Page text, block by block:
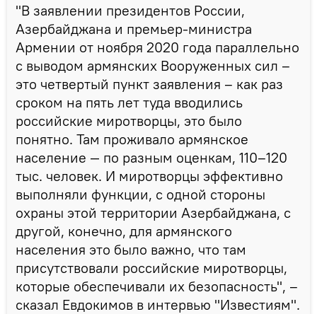
"В заявлении президентов России,
Азербайджана и премьер-министра
Армении от ноября 2020 года параллельно
с выводом армянских Вооруженных сил –
это четвертый пункт заявления – как раз
сроком на пять лет туда вводились
российские миротворцы, это было
понятно. Там проживало армянское
население — по разным оценкам, 110–120
тыс. человек. И миротворцы эффективно
выполняли функции, с одной стороны
охраны этой территории Азербайджана, с
другой, конечно, для армянского
населения это было важно, что там
присутствовали российские миротворцы,
которые обеспечивали их безопасность", –
сказал Евдокимов в интервью "Известиям".